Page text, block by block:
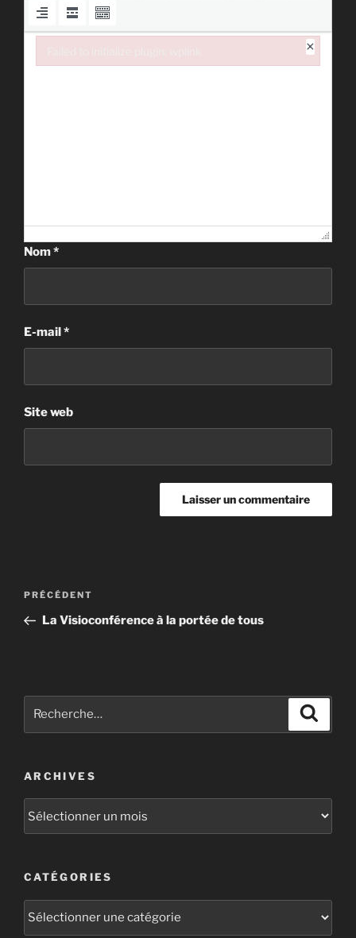
Nom*
E-mail*
Site web
PRÉCÉDENT
La Visioconférence à la portée de tous
ARCHIVES
CATÉGORIES
×
Failed to initialize plugin: wplink